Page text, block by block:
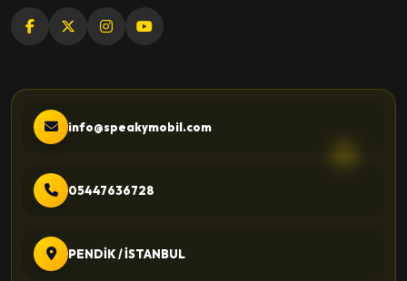
info@speakymobil.com
05447636728
PENDİK / İSTANBUL